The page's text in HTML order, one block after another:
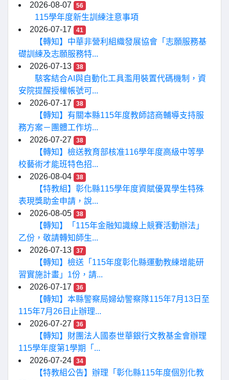
2026-08-07
56
115學年度新生訓練注意事項
2026-07-17
41
【轉知】中華非營利組織發展協會「志願服務基
礎訓練及志願服務特...
2026-07-13
38
駭客結合AI與自動化工具濫用裝置代碼機制，資
安院提醒授權帳號可...
2026-07-17
38
【轉知】有關本縣115年度教師諮商輔導支持服
務方案－團體工作坊...
2026-07-27
38
【轉知】檢送教育部核准116學年度高級中等學
校藝術才能班特色招...
2026-08-04
38
【特教組】彰化縣115學年度資賦優異學生特殊
表現獎助金申請，說...
2026-08-05
38
【轉知】「115年金融知識線上競賽活動辦法」
乙份，敬請轉知師生...
2026-07-13
37
【轉知】檢送「115年度彰化縣運動教練增能研
習實施計畫」1份，請...
2026-07-17
36
【轉知】本縣警察局婦幼警察隊115年7月13日至
115年7月26日止辦理...
2026-07-27
36
【轉知】財團法人國泰世華銀行文教基金會辦理
115學年度第1學期「...
2026-07-24
34
【特教組公告】辦理「彰化縣115年度個別化教